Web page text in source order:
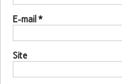
E-mail *
Site